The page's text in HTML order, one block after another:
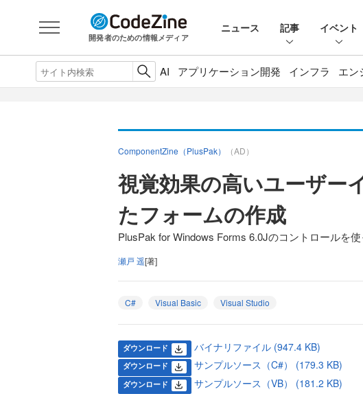
開発者のための情報メディア
ニュース 記事 イベント
AI アプリケーション開発 インフラ エン
ComponentZine（PlusPak） （AD）
視覚効果の高いユーザー
たフォームの作成
PlusPak for Windows Forms 6.0Jのコントロールを
瀬戸 遥[著]
C# Visual Basic Visual Studio
ダウンロード バイナリファイル (947.4 KB)
ダウンロード サンプルソース（C#） (179.3 KB)
ダウンロード サンプルソース（VB） (181.2 KB)